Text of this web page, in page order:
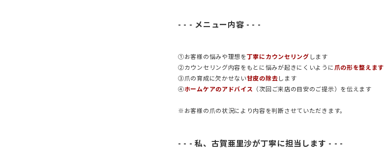
- - - メニュー内容 - - -
①お客様の悩みや理想を丁寧にカウンセリング します
②カウンセリング内容をもとに悩みが起きにくいように 爪の形を整えます
③爪の育成に欠かせない甘皮の除去します
④ホームケアのアドバイス （次回ご来店の目安のご提示）を伝えます
※お客様の爪の状況により内容を判断させていただきます。
- - - 私、古賀亜里沙が丁寧に担当します - - -